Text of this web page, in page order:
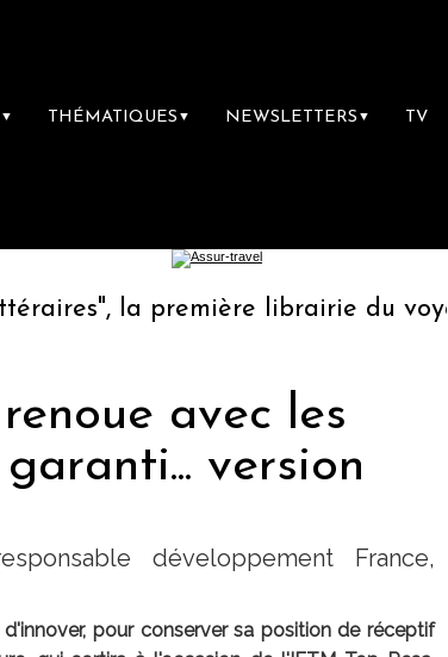
▼ THÉMATIQUES ▼ NEWSLETTERS ▼ TV
la première librairie du voyage
avec les
version
développement France,
pour conserver sa position de réceptif